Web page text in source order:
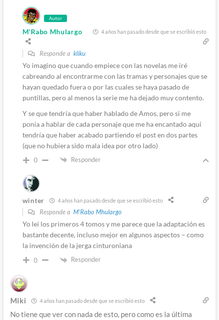
Autor
M'Rabo Mhulargo 4 años han pasado desde que se escribió esto
Responde a kliku
Yo imagino que cuando empiece con las novelas me iré
cabreando al encontrarme con las tramas y personajes que se
hayan quedado fuera o por las cuales se haya pasado de
puntillas, pero al menos la serie me ha dejado muy contento.
Y se que tendría que haber hablado de Amos, pero si me
ponía a hablar de cada personaje que me ha encantado aquí
tendría que haber acabado partiendo el post en dos partes
(que no hubiera sido mala idea por otro lado)
0 Responder
winter 4 años han pasado desde que se escribió esto
Responde a M'Rabo Mhulargo
Yo leí los primeros 4 tomos y me parece que la adaptación es
bastante decente, incluso mejor en algunos aspectos – como
la invención de la jerga cinturoniana
0 Responder
Miki 4 años han pasado desde que se escribió esto
No tiene que ver con nada de esto, pero como es la última